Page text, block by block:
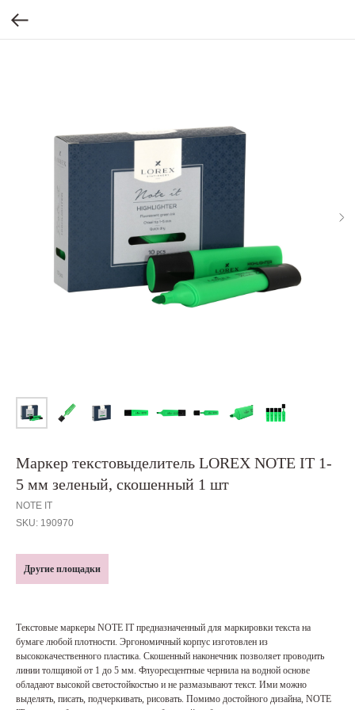
Маркер текстовыделитель LOREX NOTE IT 1-
5 мм зеленый, скошенный 1 шт
NOTE IT
SKU: 190970
Другие площадки
Текстовые маркеры NOTE IT предназначенный для маркировки текста на
бумаге любой плотности. Эргономичный корпус изготовлен из
высококачественного пластика. Скошенный наконечник позволяет проводить
линии толщиной от 1 до 5 мм. Флуоресцентные чернила на водной основе
обладают высокой светостойкостью и не размазывают текст. Ими можно
выделять, писать, подчеркивать, рисовать. Помимо достойного дизайна, NOTE